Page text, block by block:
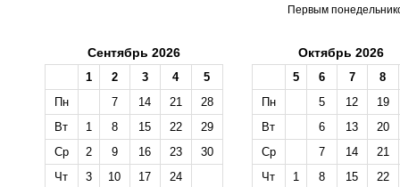
Первым
Сентябрь 2026
1 2 3 4
5
Пн
7 14 21
28
Вт
1 8 15 22
29
Ср
2 9 16 23
30
Чт
3 10 17
24
Октябрь 2026
5 6 7
8
Пн
5 12
19
Вт
6 13
20
Ср
7 14
21
Чт
1 8 15
22